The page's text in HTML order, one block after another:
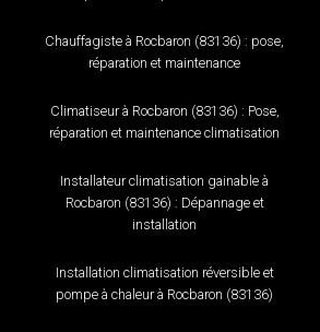
Chauffagiste à Rocbaron (83136) : pose,
réparation et maintenance
Climatiseur à Rocbaron (83136) : Pose,
réparation et maintenance climatisation
Installateur climatisation gainable à
Rocbaron (83136) : Dépannage et
installation
Installation climatisation réversible et
pompe à chaleur à Rocbaron (83136)